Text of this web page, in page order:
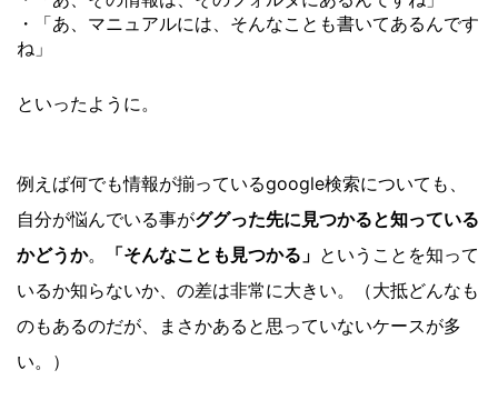
・「あ、マニュアルには、そんなことも書いてあるんです
ね」
といったように。
例えば何でも情報が揃っているgoogle検索についても、
自分が悩んでいる事がググった先に見つかると知っている
かどうか。 「そんなことも見つかる」 ということを知って
いるか知らないか、の差は非常に大きい。（大抵どんなも
のもあるのだが、まさかあると思っていないケースが多
い。）